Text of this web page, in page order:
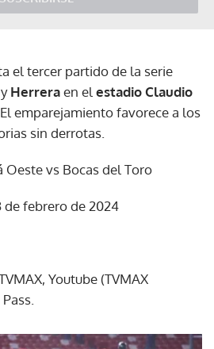
el tercer partido de la serie
yHerreraen el estadio Claudio
emparejamiento favorece a los
sin derrotas.
Oeste vs Bocas del Toro
de febrero de 2024
Youtube (TVMAX